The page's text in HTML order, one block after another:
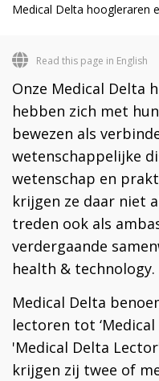
Medical Delta hoogleraren
Read this page in English
Onze Medical Delta
hebben zich met
bewezen als
wetenschappelijke
wetenschap en
krijgen ze daar niet
treden ook als
verdergaande
health & technology.
Medical Delta
lectoren tot
'Medical Delta
krijgen zij twee of